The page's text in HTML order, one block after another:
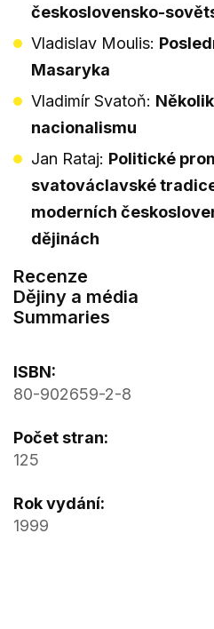
československo-
Vladislav Moulis:
Masaryka
Vladimír Svatoň:
nacionalismu
Jan Rataj: Politické
svatováclavské
moderních
dějinách
Recenze
Dějiny a média
Summaries
ISBN:
80-902659-2-8
Počet stran:
125
Rok vydání:
1999